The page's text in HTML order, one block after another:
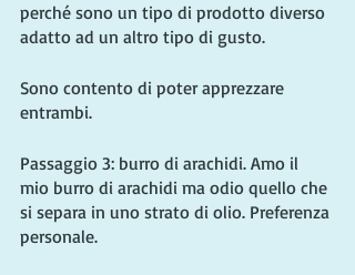
perché sono un tipo di prodotto diverso
adatto ad un altro tipo di gusto.
Sono contento di poter apprezzare
entrambi.
Passaggio 3: burro di arachidi. Amo il
mio burro di arachidi ma odio quello che
si separa in uno strato di olio. Preferenza
personale.